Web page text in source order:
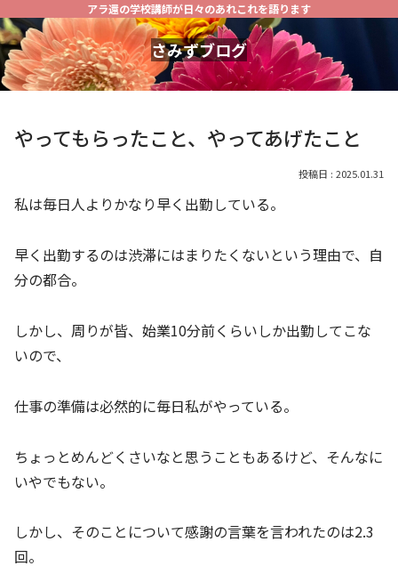
アラ還の学校講師が日々のあれこれを語ります
さみずブログ
やってもらったこと、やってあげたこと
2025.01.31
私は毎日人よりかなり早く出勤している。
早く出勤するのは渋滞にはまりたくないという理由で、自
分の都合。
しかし、周りが皆、始業10分前くらいしか出勤してこな
いので、
仕事の準備は必然的に毎日私がやっている。
ちょっとめんどくさいなと思うこともあるけど、そんなに
いやでもない。
しかし、そのことについて感謝の言葉を言われたのは2.3
回。